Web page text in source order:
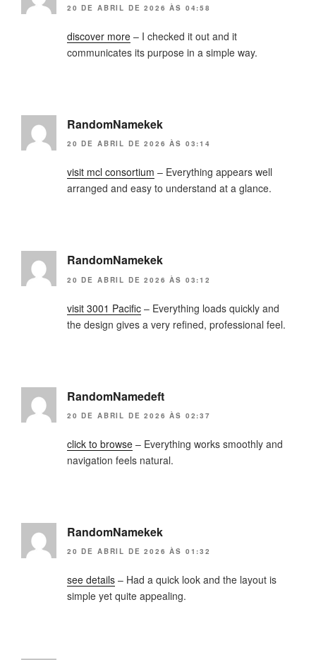
20 DE ABRIL DE 2026 ÀS 04:58
discover more – I checked it out and it
communicates its purpose in a simple way.
RandomNamekek
20 DE ABRIL DE 2026 ÀS 03:14
visit mcl consortium – Everything appears well
arranged and easy to understand at a glance.
RandomNamekek
20 DE ABRIL DE 2026 ÀS 03:12
visit 3001 Pacific – Everything loads quickly and
the design gives a very refined, professional feel.
RandomNamedeft
20 DE ABRIL DE 2026 ÀS 02:37
click to browse – Everything works smoothly and
navigation feels natural.
RandomNamekek
20 DE ABRIL DE 2026 ÀS 01:32
see details – Had a quick look and the layout is
simple yet quite appealing.